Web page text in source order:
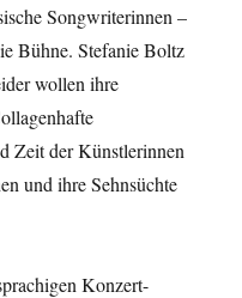
Songwriterinnen –
Bühne. Stefanie Boltz
wollen ihre
Zeit der Künstlerinnen
und ihre Sehnsüchte
Konzert-